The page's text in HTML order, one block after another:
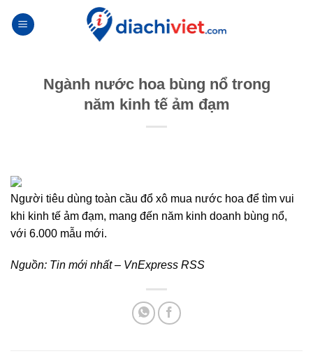
Ngành nước hoa bùng nổ trong
năm kinh tế ảm đạm
Người tiêu dùng toàn cầu đổ xô mua nước hoa để tìm vui
khi kinh tế ảm đạm, mang đến năm kinh doanh bùng nổ,
với 6.000 mẫu mới.
Nguồn: Tin mới nhất – VnExpress RSS